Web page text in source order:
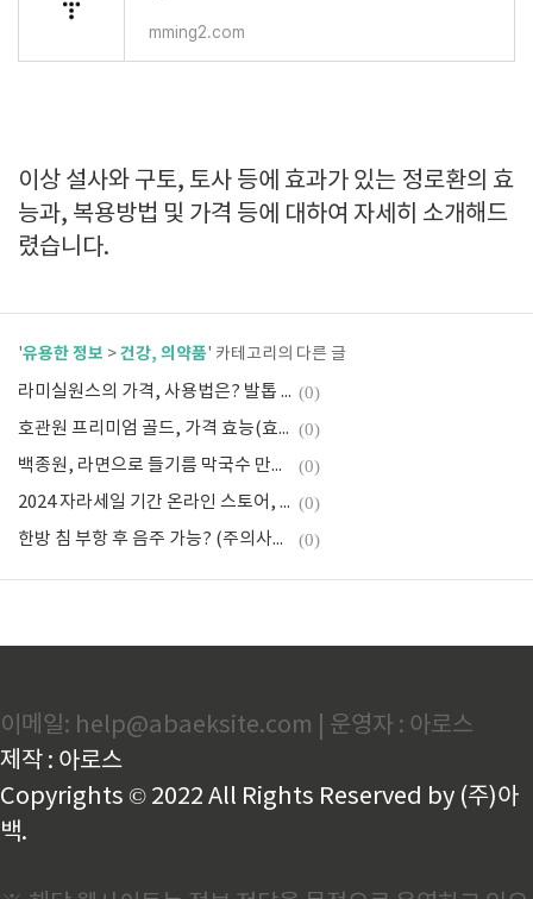
mming2.com
이상 설사와 구토, 토사 등에 효과가 있는 정로환의 효
능과, 복용방법 및 가격 등에 대하여 자세히 소개해드
렸습니다.
'유용한 정보 >건강, 의약품' 카테고리의 다른 글
라미실원스의 가격, 사용법은? 발톱 무좀 효과 (0)
호관원 프리미엄 골드, 가격 효능(효과) 상세 (0)
백종원, 라면으로 들기름 막국수 만드는 법 (0)
2024 자라세일 기간 온라인 스토어, 변경 예상시기 (0)
한방 침 부항 후 음주 가능? (주의사항 상세) (0)
이메일: help@abaeksite.com | 운영자 : 아로스
제작 : 아로스
Copyrights © 2022 All Rights Reserved by (주)아
백.